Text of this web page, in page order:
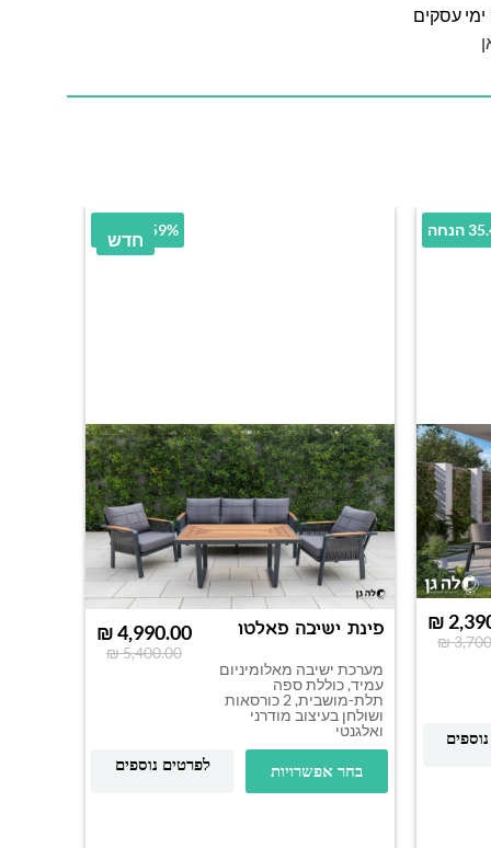
הנחה
₪
₪
חדש7.59% הנחה
פינת ישיבה פאלטו
מערכת ישיבה מאלומיניום
עמיד, כוללת ספה
תלת-מושבית, 2 כורסאות
ושולחן בעיצוב מודרני
ואלגנטי
₪5,400.00
₪4,990.00
בחר אפשרויות לפרטים נוספים